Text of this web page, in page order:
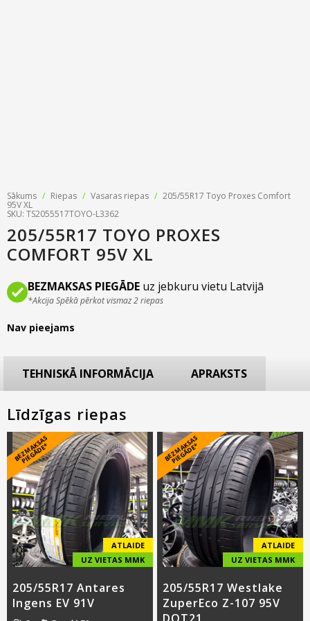
Riepu piegāde
Riepas uz nomaksu
Sākums / Riepas / Vasaras riepas / 205/55R17 Toyo Proxes Comfort
95V XL
SKU: TS2055517TOYO-L3362
205/55R17 TOYO PROXES
COMFORT 95V XL
BEZMAKSAS PIEGĀDE uz jebkuru vietu Latvijā
*Akcija Spēkā pērkot vismaz 2 riepas
Nav pieejams
TEHNISKĀ INFORMĀCIJA APRAKSTS
Līdzīgas riepas
B
E
Z
M
A
K
S
A
S
PI
E
G
Ā
D
E
*
ATLAIDE
UZ VIETAS MMK
205/55R17 Antares
Ingens EV 91V
B
E
Z
M
A
K
S
A
S
PI
E
G
Ā
D
E
*
ATLAIDE
UZ VIETAS MMK
205/55R17 Westlake
ZuperEco Z-107 95V